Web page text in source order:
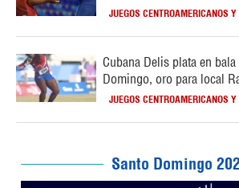
JUEGOS CENTROAMERICANOS
Cubana Delis plata en bala
Domingo, oro para local
JUEGOS CENTROAMERICANOS
Santo Domingo